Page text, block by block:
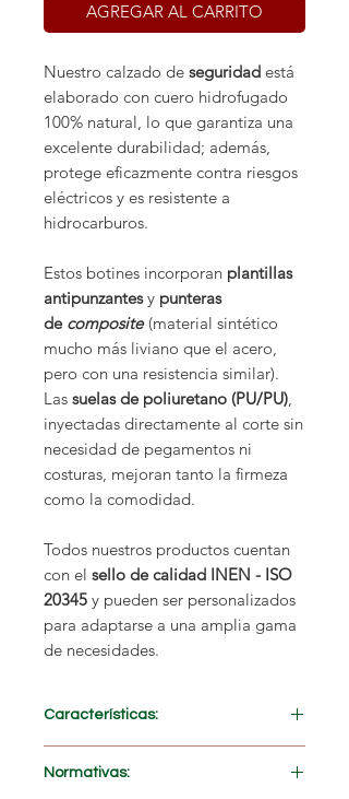
AGREGAR AL CARRITO
Nuestro calzado de seguridad está
elaborado con cuero hidrofugado
100% natural, lo que garantiza una
excelente durabilidad; además,
protege eficazmente contra riesgos
eléctricos y es resistente a
hidrocarburos.
Estos botines incorporan plantillas
antipunzantesy punteras
de composite(material sintético
mucho más liviano que el acero,
pero con una resistencia similar).
Las suelas de poliuretano (PU/PU),
inyectadas directamente al corte sin
necesidad de pegamentos ni
costuras, mejoran tanto la firmeza
como la comodidad.
Todos nuestros productos cuentan
con el sello de calidad INEN - ISO
20345 y pueden ser personalizados
para adaptarse a una amplia gama
de necesidades.
Características:
Normativas: